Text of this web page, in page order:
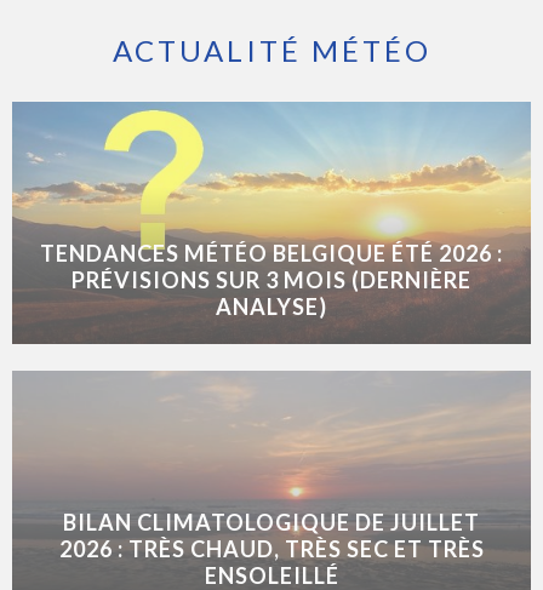
ACTUALITÉ MÉTÉO
TENDANCES MÉTÉO BELGIQUE ÉTÉ 2026 :
PRÉVISIONS SUR 3 MOIS (DERNIÈRE
ANALYSE)
BILAN CLIMATOLOGIQUE DE JUILLET
2026 : TRÈS CHAUD, TRÈS SEC ET TRÈS
ENSOLEILLÉ